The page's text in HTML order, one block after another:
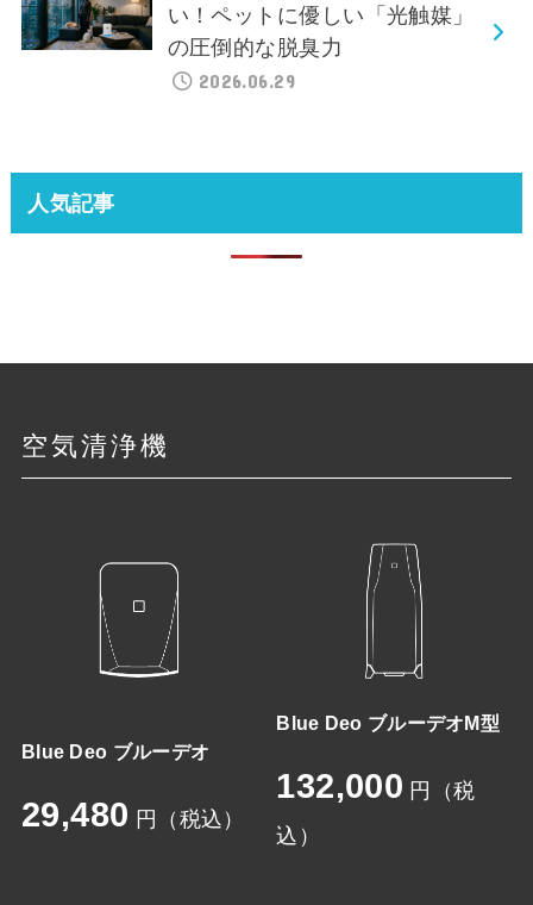
い！ペットに優しい「光触媒」
の圧倒的な脱臭力
2026.06.29
人気記事
空気清浄機
Blue Deo ブルーデオ
29,480 円（税込）
Blue Deo ブルーデオM型
132,000 円（税
込）